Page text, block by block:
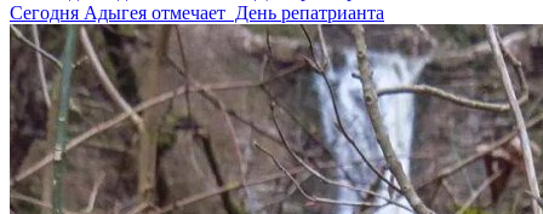
Сегодня Адыгея отмечает День репатрианта